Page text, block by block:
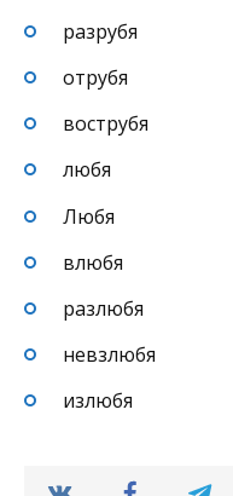
разрубя
отрубя
вострубя
любя
Любя
влюбя
разлюбя
невзлюбя
излюбя